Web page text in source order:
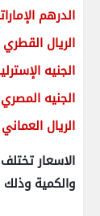
الدرهم الإماراتي :
الريال القطري : 8.75
الجنيه الإسترليني :
الجنيه المصري : 1.80
الريال العماني : 46.88
الاسعار
والكمية